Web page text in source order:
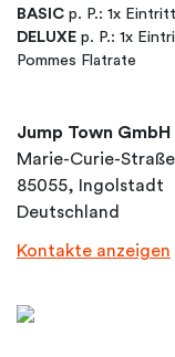
BASIC p. P.: 1x
DELUXE p. P.: 1x
Pommes Flatrate
Jump Town
Marie-Curie-Straße
85055, Ingolstadt
Deutschland
Kontakte anzeigen